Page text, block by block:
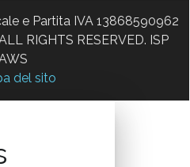
e Partita IVA 13868590962
RIGHTS RESERVED. ISP
del sito